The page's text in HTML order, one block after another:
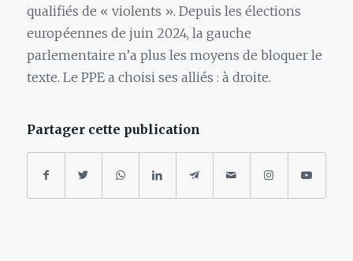
qualifiés de « violents ». Depuis les élections
européennes de juin 2024, la gauche
parlementaire n’a plus les moyens de bloquer le
texte. Le PPE a choisi ses alliés : à droite.
Partager cette publication